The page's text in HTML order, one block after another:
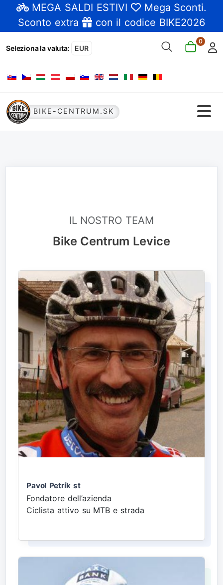
MEGA SALDI ESTIVI Mega Sconti.
Sconto extra
con il codice BIKE2026
Seleziona la valuta: EUR
0
Seleziona la tua lingua
BIKE-CENTRUM.SK
IL NOSTRO TEAM
Bike Centrum Levice
Pavol Petrík st
Fondatore dell’azienda
Ciclista attivo su MTB e strada